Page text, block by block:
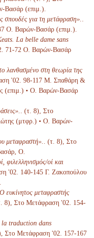
(επιμ.).
σπουδές για τη μετάφραση».
Ο. Βαρών-Βασάρ (επιμ.).
La belle dame sans
71-72 Ο. Βαρών-Βασάρ
λανθασμένο στη θεωρία της
'02. 98-117 Μ. Σπαθάρη &
(επιμ.) • Ο. Βαρών-Βασάρ
. (τ. 8), Στο
(μτφρ.) • Ο. Βαρών-
μεταφραστή».
. (τ. 8), Στο
Ο.
φιλελληνισμός/οί και
'02. 140-145 Γ. Ζακοπούλου
ευκίνητος μεταφραστής
8), Στο Μετάφραση '02. 154-
traduction dans
Στο Μετάφραση '02. 157-167